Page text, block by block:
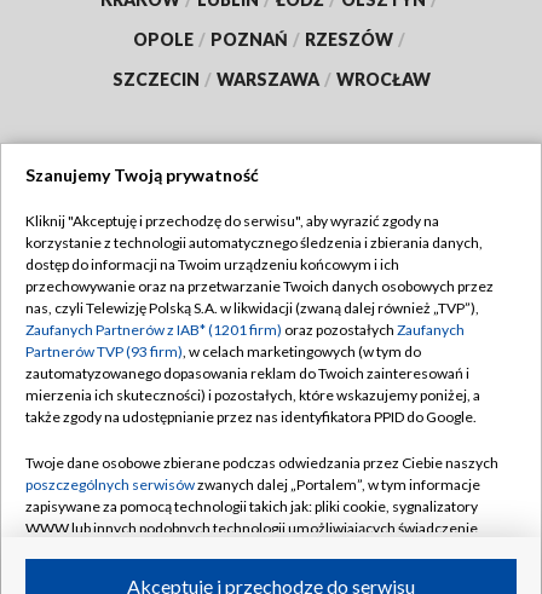
OPOLE / POZNAŃ / RZESZÓW /
SZCZECIN / WARSZAWA / WROCŁAW
TVP
Abonament TVP
Emisja w TVP
Centrum informacji TVP
Naziemna Telewizja Cyfrowa
Rada Programowa
System NOS
Informacje o nadawcy
Regulamin TVP
Polityka prywatności
Moje zgody
Pomoc
Kontakt
Kanały
Szanujemy Twoją prywatność
Kliknij "Akceptuję i przechodzę do serwisu", aby wyrazić zgody na
korzystanie z technologii automatycznego śledzenia i zbierania danych,
dostęp do informacji na Twoim urządzeniu końcowym i ich
przechowywanie oraz na przetwarzanie Twoich danych osobowych przez
nas, czyli Telewizję Polską S.A. w likwidacji (zwaną dalej również „TVP”),
Zaufanych Partnerów z IAB* (1201 firm) oraz pozostałych Zaufanych
Partnerów TVP (93 firm), w celach marketingowych (w tym do
zautomatyzowanego dopasowania reklam do Twoich zainteresowań i
mierzenia ich skuteczności) i pozostałych, które wskazujemy poniżej, a
także zgody na udostępnianie przez nas identyfikatora PPID do Google.
Twoje dane osobowe zbierane podczas odwiedzania przez Ciebie naszych
poszczególnych serwisówzwanych dalej „Portalem”, w tym informacje
zapisywane za pomocą technologii takich jak: pliki cookie, sygnalizatory
WWW lub innych podobnych technologii umożliwiających świadczenie
Akceptuję i przechodzę do serwisu